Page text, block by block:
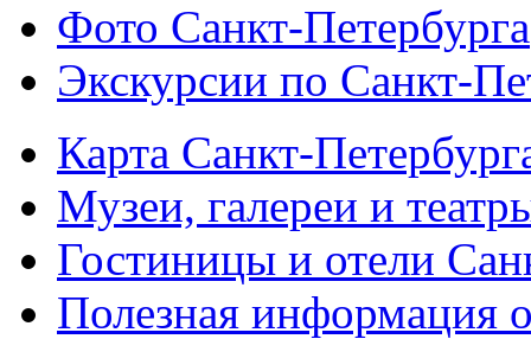
Фото Санкт-Петербурга
Экскурсии по Санкт-
Карта Санкт-
Музеи, галереи и
Гостиницы и отели
Полезная информация